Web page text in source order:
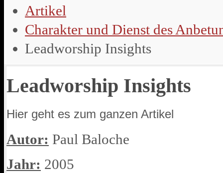
Artikel
Charakter und Dienst des
Leadworship Insights
Leadworship Insights
Hier geht es zum ganzen Artikel
Autor: Paul Baloche
Jahr: 2005